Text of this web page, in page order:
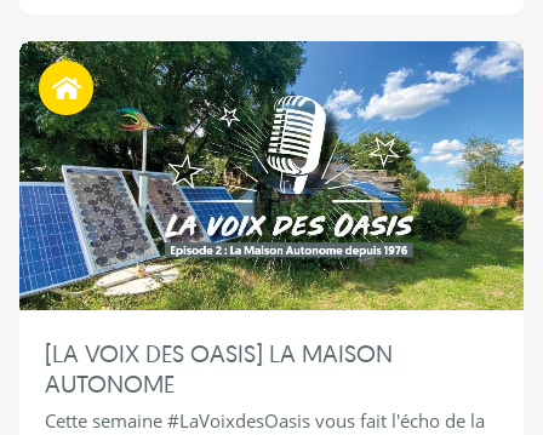
Habiter autrement
[LA VOIX DES OASIS] LA MAISON
AUTONOME
Cette semaine #LaVoixdesOasis vous fait l'écho de la